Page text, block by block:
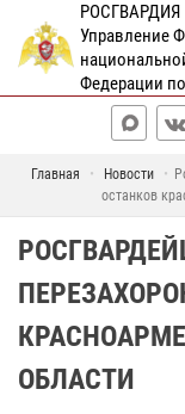
РОСГВАРДИЯ
Управление
Федерации
Главная Новости
останков
ОБЛАСТИ